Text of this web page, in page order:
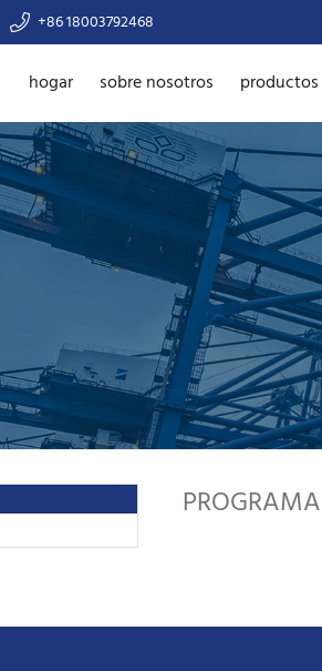
+86 18003792468
hogar sobre nosotros productos
PROGRAMA